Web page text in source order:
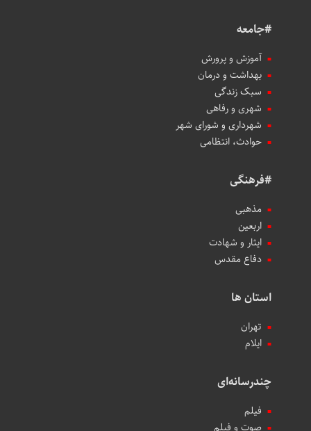
#جامعه
آموزش و پرورش
بهداشت و درمان
سبک زندگی
شهری و رفاهی
شهرداری و شورای شهر
حوادث، انتظامی
#فرهنگی
مذهبی
اربعین
ایثار و شهادت
دفاع مقدس
استان ها
تهران
ایلام
چندرسانه‌ای
فیلم
صوت و فیلم